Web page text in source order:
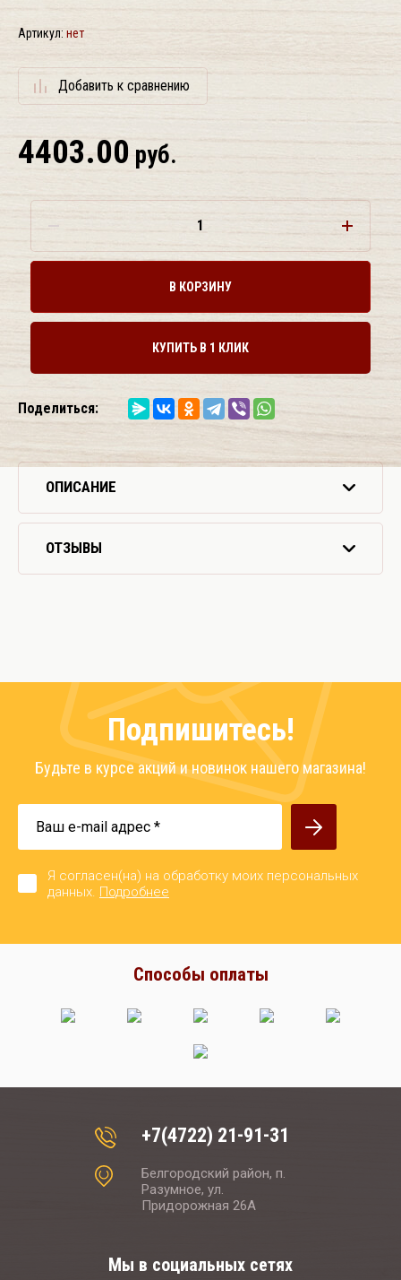
ОПИСАНИЕ
ОТЗЫВЫ
Артикул: нет
Добавить к сравнению
4403.00 руб.
В КОРЗИНУ
КУПИТЬ В 1 КЛИК
Поделиться:
Подпишитесь!
Будьте в курсе акций и новинок нашего магазина!
Я согласен(на) на обработку моих персональных
данных. Подробнее
Способы оплаты
+7(4722) 21-91-31
Белгородский район, п.
Разумное, ул.
Придорожная 26А
Мы в социальных сетях